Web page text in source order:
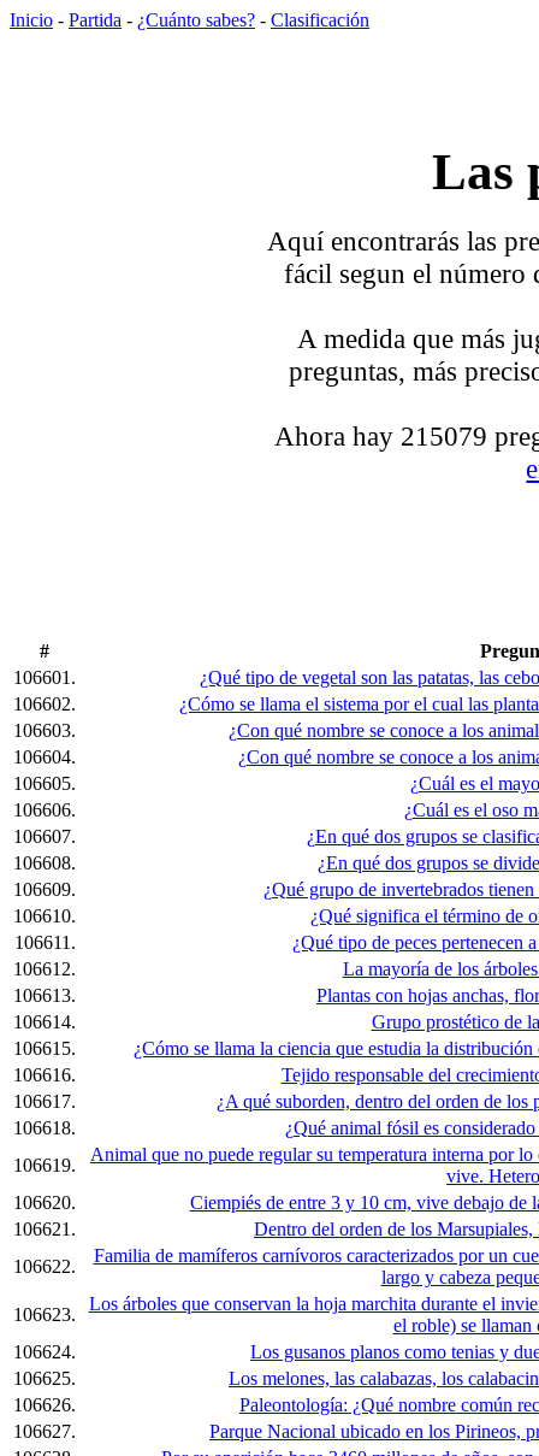
Inicio - Partida - ¿Cuánto sabes? - Clasificación
Las
Aquí encontrarás las
fácil segun el número
A medida que más
preguntas, más
Ahora hay 215079
#
106601.
¿Qué tipo de vegetal son las patatas, las
106602.
¿Cómo se llama el sistema por el cual las
106603.
¿Con qué nombre se conoce a los
106604.
¿Con qué nombre se conoce a los
106605.
¿Cuál es el
106606.
¿Cuál es el oso
106607.
¿En qué dos grupos se
106608.
¿En qué dos grupos se
106609.
¿Qué grupo de invertebrados
106610.
¿Qué significa el término de
106611.
¿Qué tipo de peces pertenecen
106612.
La mayoría de los
106613.
Plantas con hojas anchas,
106614.
Grupo prostético de
106615.
¿Cómo se llama la ciencia que estudia la
106616.
Tejido responsable del
106617.
¿A qué suborden, dentro del orden de los
106618.
¿Qué animal fósil es
106619.
Animal que no puede regular su temperatura interna por
vive.
106620.
Ciempiés de entre 3 y 10 cm, vive debajo de
106621.
Dentro del orden de los
106622.
Familia de mamíferos carnívoros caracterizados por un
largo y cabeza
106623.
Los árboles que conservan la hoja marchita durante el
el roble) se llaman
106624.
Los gusanos planos como tenias y
106625.
Los melones, las calabazas, los
106626.
Paleontología: ¿Qué nombre común
106627.
Parque Nacional ubicado en los Pirineos,